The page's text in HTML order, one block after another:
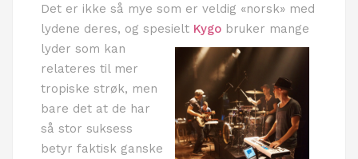
Det er ikke så mye som er veldig «norsk» med
lydene deres, og spesielt Kygo bruker mange
lyder som kan
relateres til mer
tropiske strøk, men
bare det at de har
så stor suksess
betyr faktisk ganske